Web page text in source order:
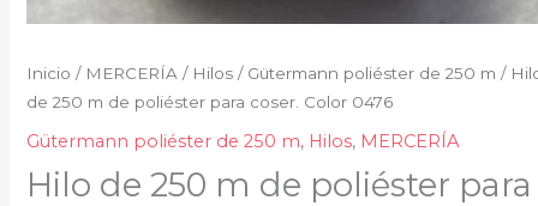
Inicio / MERCERÍA / Hilos / Gütermann poliéster de 250 m /
de 250 m de poliéster para coser. Color 0476
Gütermann poliéster de 250 m, Hilos, MERCERÍA
Hilo de 250 m de poliéster para